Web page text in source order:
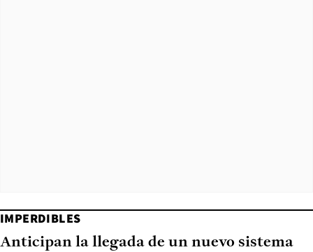
IMPERDIBLES
Anticipan la llegada de un nuevo sistema